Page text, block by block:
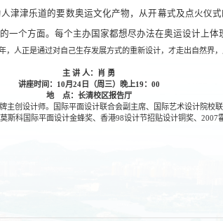
津津乐道的要数奥运文化产物，从开幕式及点火仪
一个方面。每个主办国家都想尽办法在奥运设计上体
人正是通过对自己生存发展方式的重新设计，才走出自然界
主 讲 人：肖 勇
讲座时间：10月24日（周三）晚上19：00
地 点：长清校区报告厅
创设计师。国际平面设计联合会副主席、国际艺术设计院校
斯科国际平面设计金蜂奖、香港98设计节招贴设计铜奖、